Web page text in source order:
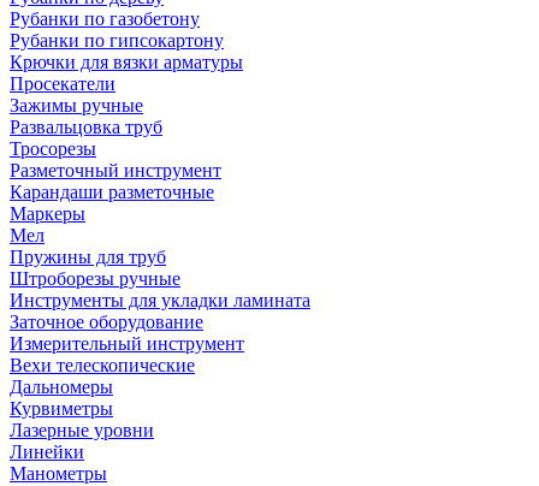
Рубанки по газобетону
Рубанки по гипсокартону
Крючки для вязки арматуры
Просекатели
Зажимы ручные
Развальцовка труб
Тросорезы
Разметочный инструмент
Карандаши разметочные
Маркеры
Мел
Пружины для труб
Штроборезы ручные
Инструменты для укладки ламината
Заточное оборудование
Измерительный инструмент
Вехи телескопические
Дальномеры
Курвиметры
Лазерные уровни
Линейки
Манометры